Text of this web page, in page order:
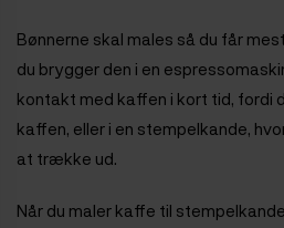
Bønnerne skal males så du får
du brygger den i en
kontakt med kaffen i kort tid, fordi
kaffen, eller i en stempelkande,
at trække ud.
Når du maler kaffe til